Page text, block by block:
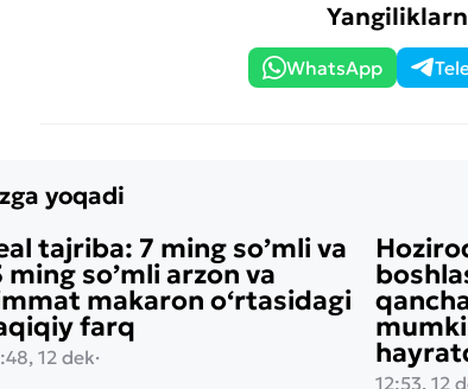
WhatsApp
yoqadi
tajriba: 7 ming so’mli va
ming so’mli arzon va
makaron o‘rtasidagi
farq
12 dek·
12:53, 12